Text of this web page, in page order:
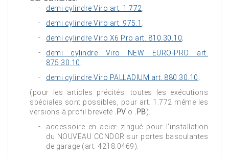
demi cylindre Viro art. 1.772;
demi cylindre Viro art. 975.1 ;
demi cylindre Viro X6 Pro art. 810.30.10;
demi cylindre Viro NEW EURO-PRO art.
875.30.10;
demi cylindre Viro PALLADIUM art. 880.30.10;
(pour les articles précités. toutes les exécutions
spéciales sont possibles, pour art. 1.772 même les
versions à profil breveté .PV o .PB).
accessoire en acier zingué pour l'installation
du NOUVEAU CONDOR sur portes basculantes
de garage (art. 4218.0469).